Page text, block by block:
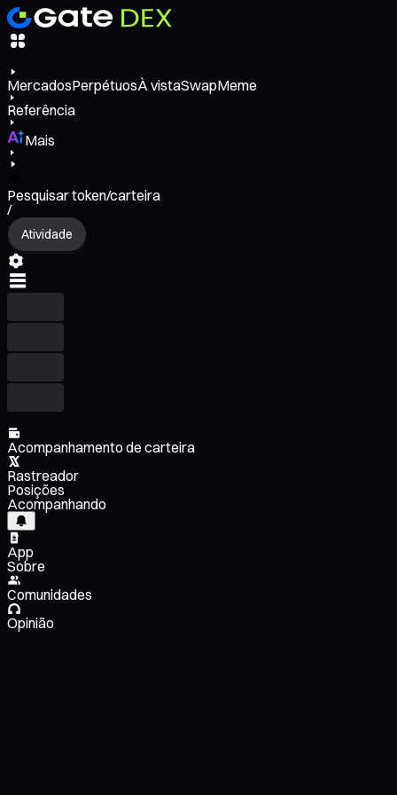
MercadosPerpétuosÀ vistaSwapMeme
Referência
Mais
Pesquisar token/carteira
/
Atividade
Acompanhamento de carteira
Rastreador
Posições
Acompanhando
App
Sobre
Comunidades
Opinião